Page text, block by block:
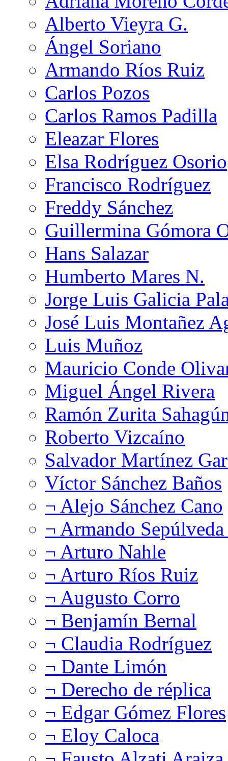
Alberto Vieyra G.
Ángel Soriano
Armando Ríos Ruiz
Carlos Pozos
Carlos Ramos Padilla
Eleazar Flores
Elsa Rodríguez Osorio
Francisco Rodríguez
Freddy Sánchez
Guillermina Gómora
Hans Salazar
Humberto Mares N.
Jorge Luis Galicia
José Luis Montañez
Luis Muñoz
Mauricio Conde
Miguel Ángel Rivera
Ramón Zurita
Roberto Vizcaíno
Salvador Martínez
Víctor Sánchez Baños
¬ Alejo Sánchez Cano
¬ Armando
¬ Arturo Nahle
¬ Arturo Ríos Ruiz
¬ Augusto Corro
¬ Benjamín Bernal
¬ Claudia Rodríguez
¬ Dante Limón
¬ Derecho de réplica
¬ Edgar Gómez Flores
¬ Eloy Caloca